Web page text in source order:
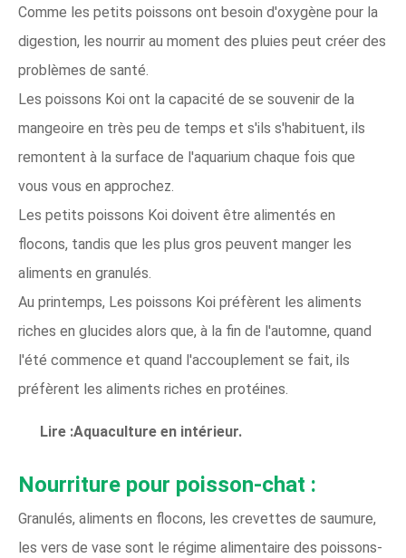
Comme les petits poissons ont besoin d'oxygène pour la
digestion, les nourrir au moment des pluies peut créer des
problèmes de santé.
Les poissons Koi ont la capacité de se souvenir de la
mangeoire en très peu de temps et s'ils s'habituent, ils
remontent à la surface de l'aquarium chaque fois que
vous vous en approchez.
Les petits poissons Koi doivent être alimentés en
flocons, tandis que les plus gros peuvent manger les
aliments en granulés.
Au printemps, Les poissons Koi préfèrent les aliments
riches en glucides alors que, à la fin de l'automne, quand
l'été commence et quand l'accouplement se fait, ils
préfèrent les aliments riches en protéines.
Lire :Aquaculture en intérieur.
Nourriture pour poisson-chat :
Granulés, aliments en flocons, les crevettes de saumure,
les vers de vase sont le régime alimentaire des poissons-